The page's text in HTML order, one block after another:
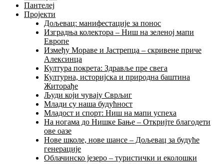
Пантелеј
Пројекти
Дољевац: манифестације за понос
Изградња колектора – Ниш на зеленој мапи
Европе
Између Мораве и Јастрепца – скривене приче
Алексинца
Култура покрета: Здравље пре свега
Културна, историјска и природна баштина
Житорађе
Људи који чувају Сврљиг
Млади су наша будућност
Младост и спорт: Ниш на мапи успеха
На ногама до Нишке Бање – Откријте благодети
ове оазе
Нове школе, нове шансе – Дољевац за будуће
генерације
Облачинско језеро – туристички и еколошки